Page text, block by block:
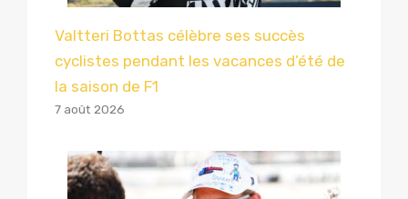
Valtteri Bottas célèbre ses succès
cyclistes pendant les vacances d’été de
la saison de F1
7 août 2026